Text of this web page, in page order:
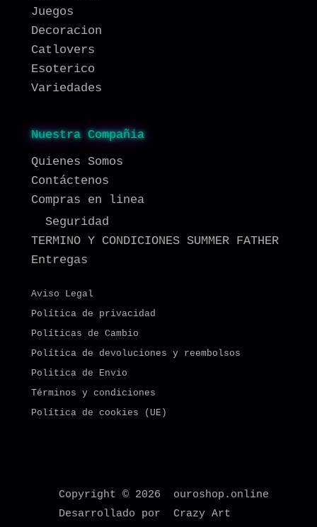
Juegos
Decoracion
Catlovers
Esoterico
Variedades
Nuestra Compañia
Quienes Somos
Contáctenos
Compras en linea
Seguridad
TERMINO Y CONDICIONES SUMMER FATHER
Entregas
Aviso Legal
Política de privacidad
Políticas de Cambio
Política de devoluciones y reembolsos
Politica de Envio
Términos y condiciones
Política de cookies (UE)
Copyright © 2026 ouroshop.online
Desarrollado por Crazy Art